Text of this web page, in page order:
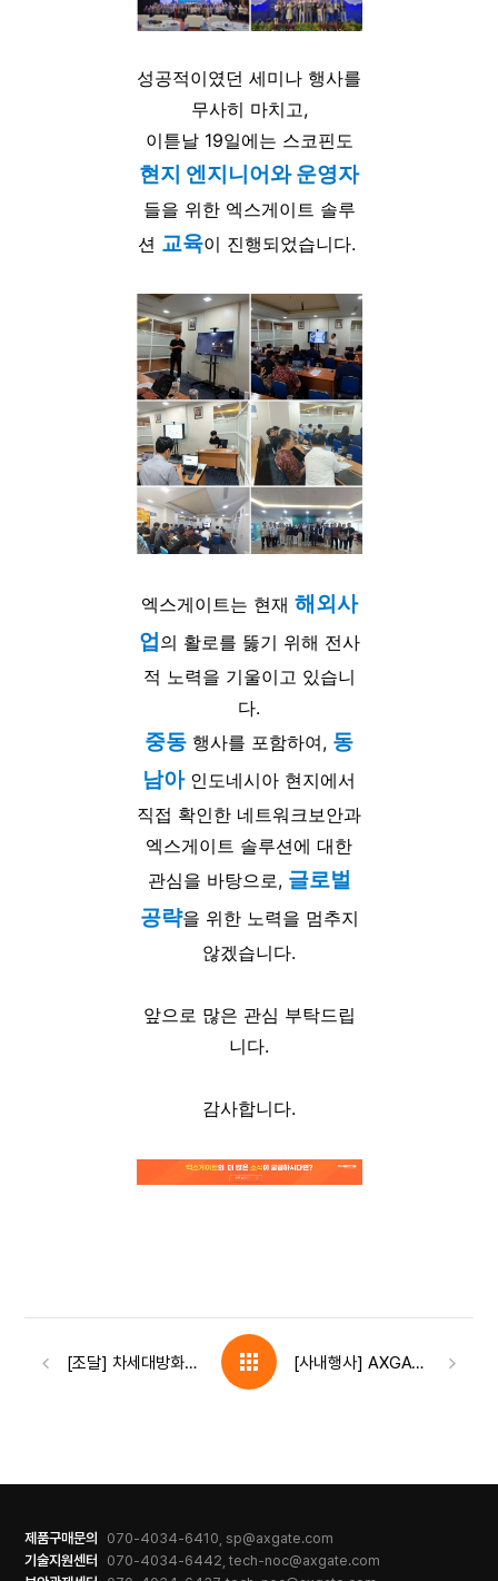
성공적이였던 세미나 행사를
무사히 마치고,
이튿날 19일에는 스코핀도
현지 엔지니어와 운영자
들을 위한 엑스게이트 솔루
션 교육이 진행되었습니다.
엑스게이트는 현재 해외사
업 의 활로를 뚫기 위해 전사
적 노력을 기울이고 있습니
다.
중동 행사를 포함하여, 동
남아인도네시아 현지에서
직접 확인한 네트워크보안과
엑스게이트 솔루션에 대한
관심을 바탕으로, 글로벌
공략을 위한 노력을 멈추지
않겠습니다.
앞으로 많은 관심 부탁드립
니다.
감사합니다.
[조달] 차세대방화벽 AXGATE NF 8000, 나라장터 종합쇼핑몰 등록 완료 [사내행사] AXGATE 퀀텀 세미나 행사 스케치
제품구매문의
070-4034-6410, sp@axgate.com
기술지원센터
070-4034-6442, tech-noc@axgate.com